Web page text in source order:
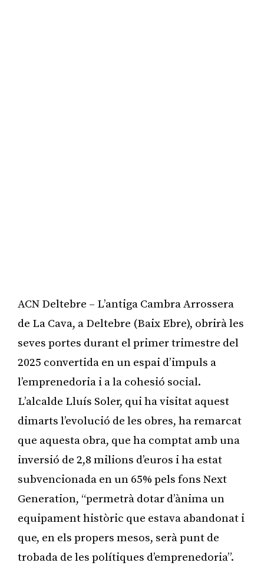
ACN Deltebre – L’antiga Cambra Arrossera
de La Cava, a Deltebre (Baix Ebre), obrirà les
seves portes durant el primer trimestre del
2025 convertida en un espai d’impuls a
l’emprenedoria i a la cohesió social.
L’alcalde Lluís Soler, qui ha visitat aquest
dimarts l’evolució de les obres, ha remarcat
que aquesta obra, que ha comptat amb una
inversió de 2,8 milions d’euros i ha estat
subvencionada en un 65% pels fons Next
Generation, “permetrà dotar d’ànima un
equipament històric que estava abandonat i
que, en els propers mesos, serà punt de
trobada de les polítiques d’emprenedoria”.